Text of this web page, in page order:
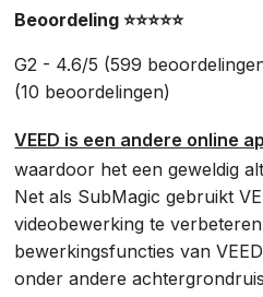
Beoordeling ⭐⭐⭐⭐⭐
G2 - 4.6/5 (599
(10 beoordelingen)
VEED is een andere online
waardoor het een geweldig
Net als SubMagic gebruikt
videobewerking te
bewerkingsfuncties van
onder andere